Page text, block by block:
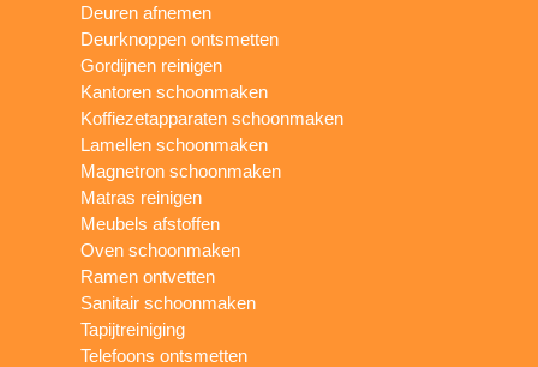
Deuren afnemen
Deurknoppen ontsmetten
Gordijnen reinigen
Kantoren schoonmaken
Koffiezetapparaten schoonmaken
Lamellen schoonmaken
Magnetron schoonmaken
Matras reinigen
Meubels afstoffen
Oven schoonmaken
Ramen ontvetten
Sanitair schoonmaken
Tapijtreiniging
Telefoons ontsmetten